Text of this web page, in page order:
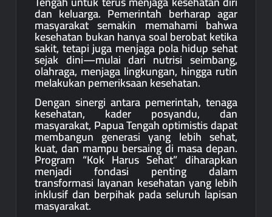
dan keluarga. Pemerintah berharap agar
masyarakat semakin memahami bahwa
kesehatan bukan hanya soal berobat ketika
sakit, tetapi juga menjaga pola hidup sehat
sejak dini—mulai dari nutrisi seimbang,
olahraga, menjaga lingkungan, hingga rutin
melakukan pemeriksaan kesehatan.
Dengan sinergi antara pemerintah, tenaga
kesehatan, kader posyandu, dan
masyarakat, Papua Tengah optimistis dapat
membangun generasi yang lebih sehat,
kuat, dan mampu bersaing di masa depan.
Program “Kok Harus Sehat” diharapkan
menjadi fondasi penting dalam
transformasi layanan kesehatan yang lebih
inklusif dan berpihak pada seluruh lapisan
masyarakat.